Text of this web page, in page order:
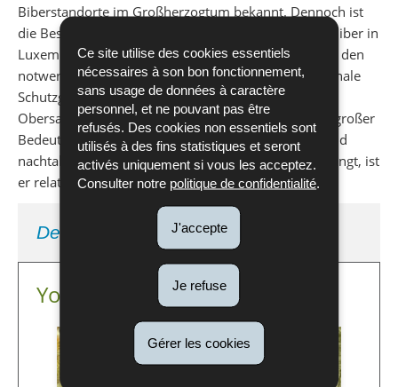
Ce site utilise des cookies essentiels
nécessaires à son bon fonctionnement,
sans usage de données à caractère
personnel, et ne pouvant pas être
refusés. Des cookies non essentiels sont
utilisés à des fins statistiques et seront
activés uniquement si vous les acceptez.
Consulter notre politique de confidentialité
J'accepte
Je refuse
Gérer les cookies
Biberstandorte im Großherzogtum bekannt. Dennoch ist
die Bestandszahl relativ gering und somit zählt der Biber in
Luxemburg weiterhin zu den gefährdeten Arten. Um den
notwendigen Schutz aufrecht zu erhalten, sind nationale
Schutzgebiete wie das Natura 2000 Gebiet des
Obersauertals und diverse Naturwaldreservate
von großer
Bedeutung. Da der Biber vor allem dämmerungs- und
nachtaktiv ist und den Tag über in seiner Burg verbringt, ist
er relativ schwer zu beobachten.
Der Europäische Biber
Youtube channel